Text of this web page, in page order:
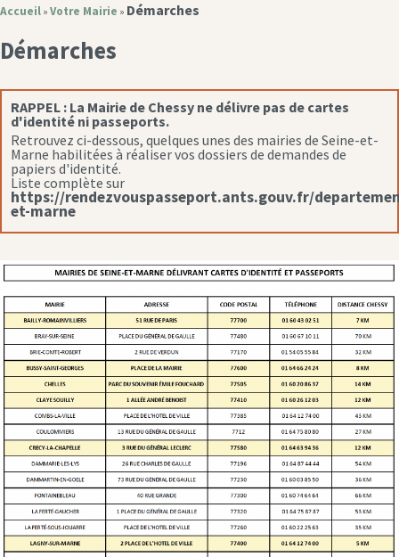
Accueil » Votre Mairie » Démarches
Démarches
RAPPEL : La Mairie de Chessy ne délivre pas de cartes
d'identité ni passeports.
Retrouvez ci-dessous, quelques unes des mairies de Seine-et-
Marne habilitées à réaliser vos dossiers de demandes de
papiers d'identité.
Liste complète sur
https://rendezvouspasseport.ants.gouv.fr/
et-marne